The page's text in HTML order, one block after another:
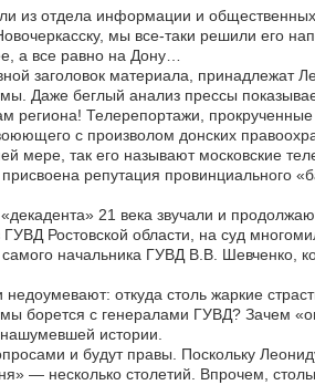
из отдела информации и
мы все-таки решили его
а все равно на Дону…
заголовок материала, принадлежат
Даже беглый анализ прессы
региона! Телерепортажи,
с произволом донских
мере, так его называют московские
репутация провинциального
21 века звучали и
Ростовской области, на суд
начальника ГУВД В.В. Шевченко,
откуда столь жаркие
борется с генералами ГУВД? Зачем
нашумевшей истории.
и будут правы. Поскольку
— несколько столетий. Впрочем,